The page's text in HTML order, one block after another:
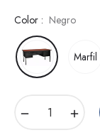
Color : Negro
Marfil